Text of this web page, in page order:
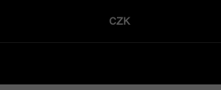
CZK